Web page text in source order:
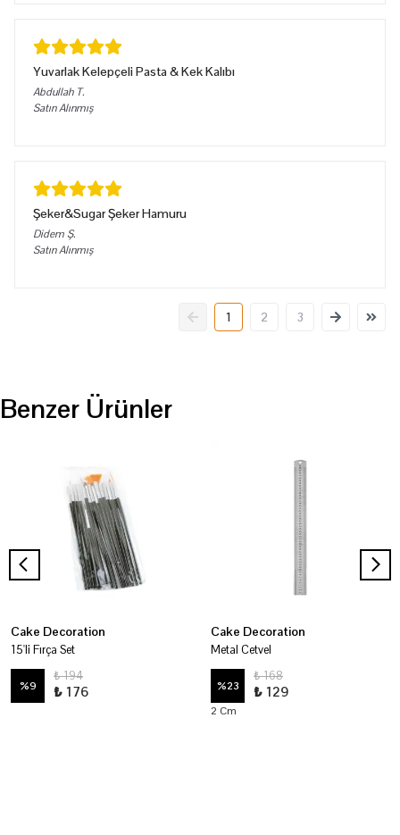
Yuvarlak Kelepçeli Pasta & Kek Kalıbı
Abdullah T.
Satın Alınmış
Şeker&Sugar Şeker Hamuru
Didem Ş.
Satın Alınmış
1 2 3
Benzer Ürünler
Cake Decoration
15'li Fırça Set
%9
₺ 194
₺ 176
Cake Decoration
Metal Cetvel
%23
₺ 168
₺ 129
2 Cm